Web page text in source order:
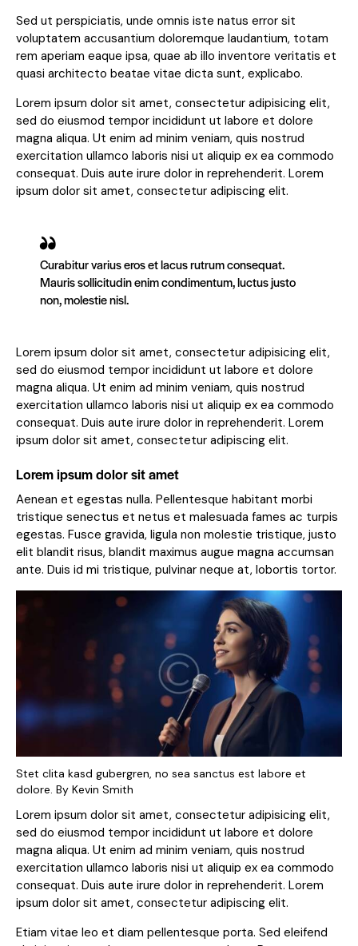
Sed ut perspiciatis, unde omnis iste natus error sit
voluptatem accusantium doloremque laudantium, totam
rem aperiam eaque ipsa, quae ab illo inventore veritatis et
quasi architecto beatae vitae dicta sunt, explicabo.
Lorem ipsum dolor sit amet, consectetur adipisicing elit,
sed do eiusmod tempor incididunt ut labore et dolore
magna aliqua. Ut enim ad minim veniam, quis nostrud
exercitation ullamco laboris nisi ut aliquip ex ea commodo
consequat. Duis aute irure dolor in reprehenderit. Lorem
ipsum dolor sit amet, consectetur adipiscing elit.
Curabitur varius eros et lacus rutrum consequat.
Mauris sollicitudin enim condimentum, luctus justo
non, molestie nisl.
Lorem ipsum dolor sit amet, consectetur adipisicing elit,
sed do eiusmod tempor incididunt ut labore et dolore
magna aliqua. Ut enim ad minim veniam, quis nostrud
exercitation ullamco laboris nisi ut aliquip ex ea commodo
consequat. Duis aute irure dolor in reprehenderit. Lorem
ipsum dolor sit amet, consectetur adipiscing elit.
Lorem ipsum dolor sit amet
Aenean et egestas nulla. Pellentesque habitant morbi
tristique senectus et netus et malesuada fames ac turpis
egestas. Fusce gravida, ligula non molestie tristique, justo
elit blandit risus, blandit maximus augue magna accumsan
ante. Duis id mi tristique, pulvinar neque at, lobortis tortor.
Stet clita kasd gubergren, no sea sanctus est labore et
dolore. By Kevin Smith
Lorem ipsum dolor sit amet, consectetur adipisicing elit,
sed do eiusmod tempor incididunt ut labore et dolore
magna aliqua. Ut enim ad minim veniam, quis nostrud
exercitation ullamco laboris nisi ut aliquip ex ea commodo
consequat. Duis aute irure dolor in reprehenderit. Lorem
ipsum dolor sit amet, consectetur adipiscing elit.
Etiam vitae leo et diam pellentesque porta. Sed eleifend